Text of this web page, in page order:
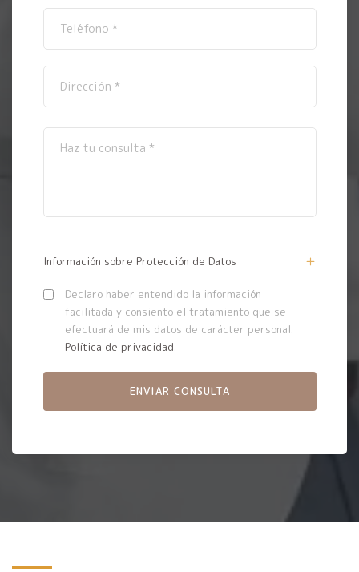
Información sobre Protección de Datos
Declaro haber entendido la información
facilitada y consiento el tratamiento que se
efectuará de mis datos de carácter personal.
Política de privacidad.